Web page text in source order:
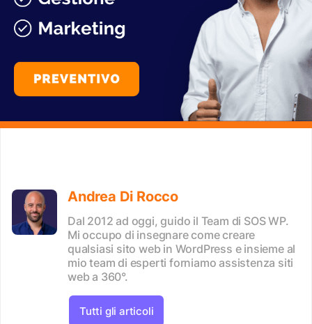
Andrea Di Rocco
Dal 2012 ad oggi, guido il Team di SOS WP.
Mi occupo di insegnare come creare
qualsiasi sito web in WordPress e insieme al
mio team di esperti forniamo assistenza siti
web a 360°.
Tutti gli articoli